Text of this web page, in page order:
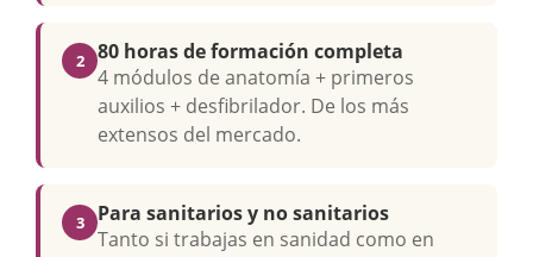
2
80 horas de formación completa
4 módulos de anatomía + primeros
auxilios + desfibrilador. De los más
extensos del mercado.
3
Para sanitarios y no sanitarios
Tanto si trabajas en sanidad como en